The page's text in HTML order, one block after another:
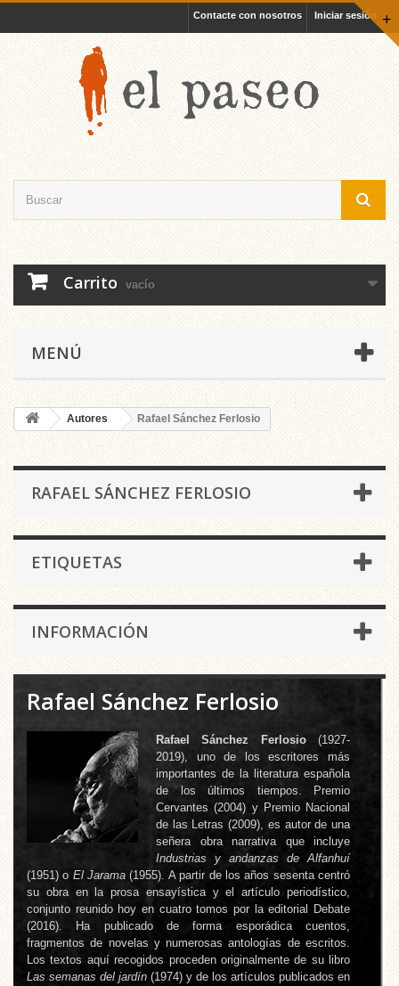
+
Iniciar sesión
Contacte con nosotros
Carrito vacío
MENÚ
Autores Rafael Sánchez Ferlosio
RAFAEL SÁNCHEZ FERLOSIO
ETIQUETAS
INFORMACIÓN
Rafael Sánchez Ferlosio
Rafael Sánchez Ferlosio (1927-
2019), uno de los escritores más
importantes de la literatura española
de los últimos tiempos. Premio
Cervantes (2004) y Premio Nacional
de las Letras (2009), es autor de una
señera obra narrativa que incluye
Industrias y andanzas de Alfanhuí
(1951) o El Jarama (1955). A partir de los años sesenta centró
su obra en la prosa ensayística y el artículo periodístico,
conjunto reunido hoy en cuatro tomos por la editorial Debate
(2016). Ha publicado de forma esporádica cuentos,
fragmentos de novelas y numerosas antologías de escritos.
Los textos aquí recogidos proceden originalmente de su libro
Las semanas del jardín (1974) y de los artículos publicados en